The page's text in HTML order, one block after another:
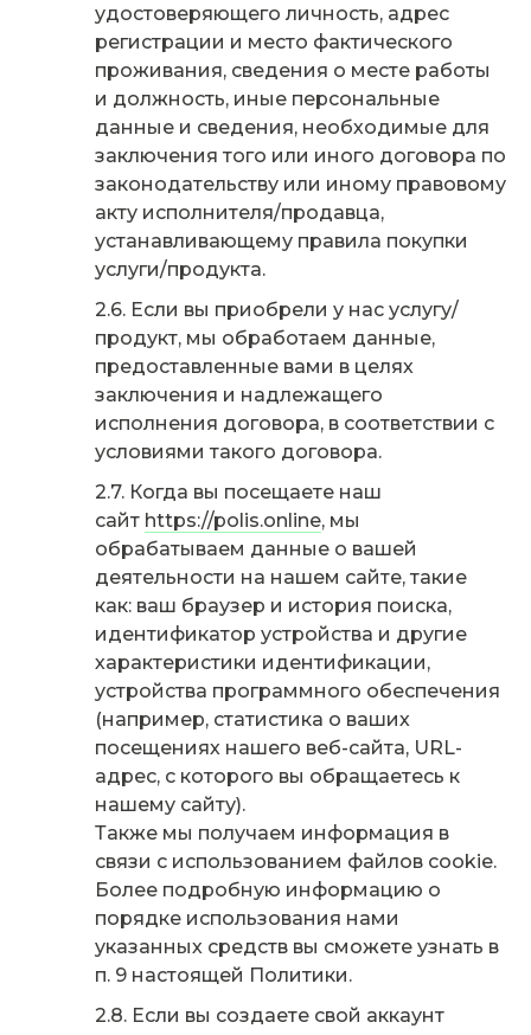
удостоверяющего личность, адрес
регистрации и место фактического
проживания, сведения о месте работы
и должность, иные персональные
данные и сведения, необходимые для
заключения того или иного договора по
законодательству или иному правовому
акту исполнителя/продавца,
устанавливающему правила покупки
услуги/продукта.
Если вы приобрели у нас услугу/
продукт, мы обработаем данные,
предоставленные вами в целях
заключения и надлежащего
исполнения договора, в соответствии с
условиями такого договора.
Когда вы посещаете наш
сайт https://polis.online, мы
обрабатываем данные о вашей
деятельности на нашем сайте, такие
как: ваш браузер и история поиска,
идентификатор устройства и другие
характеристики идентификации,
устройства программного обеспечения
(например, статистика о ваших
посещениях нашего веб-сайта, URL-
адрес, с которого вы обращаетесь к
нашему сайту).
Также мы получаем информация в
связи с использованием файлов cookie.
Более подробную информацию о
порядке использования нами
указанных средств вы сможете узнать в
п. 9 настоящей Политики.
Если вы создаете свой аккаунт